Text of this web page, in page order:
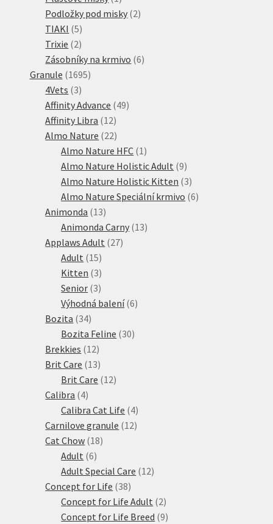
produkt
Podložky pod misky 22
TIAKI 55
produktů
Trixie 22
produkty
Zásobníky na krmivo 66
Granule 16951695
4Vets 33
produkty
Affinity Advance 4949
Affinity Libra 1212
produktů
Almo Nature 2222
produktů
Almo Nature HFC 1 1
produkt
Almo Nature Holistic Adult 99
produktů
Almo Nature Holistic Kitten 33
produkty
Almo Nature Speciální krmivo 66
Animonda 1313
produktů
Animonda Carny 1313
Applaws Adult 2727
Adult 1515
produktů
Kitten 33
produkty
Senior 33
produkty
Výhodná balení 66
Bozita 3434
produktů
Bozita Feline 3030
Brekkies 1212
produktů
Brit Care 1313
produktů
Brit Care 1212
Calibra 44
produkty
Calibra Cat Life 44
produkty
Carnilove granule 1212
Cat Chow 1818
Adult 66
produktů
Adult Special Care 1212
Concept for Life 3838
produktů
Concept for Life Adult 22
produkty
Concept for Life Breed 99